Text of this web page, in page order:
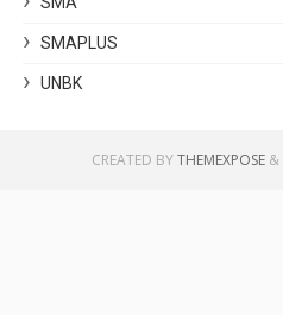
SMAPLUS
UNBK
CREATED BYTHEMEXPOSE &